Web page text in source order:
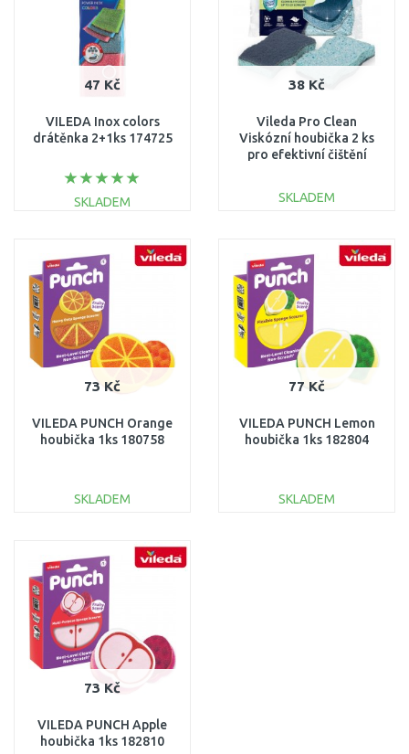
47 Kč
VILEDA Inox colors
drátěnka 2+1ks 174725
SKLADEM
Porovnat
38 Kč
Vileda Pro Clean
Viskózní houbička 2 ks
pro efektivní čištění
SKLADEM
Porovnat
73 Kč
VILEDA PUNCH Orange
houbička 1ks 180758
SKLADEM
Porovnat
77 Kč
VILEDA PUNCH Lemon
houbička 1ks 182804
SKLADEM
73 Kč
VILEDA PUNCH Apple
houbička 1ks 182810